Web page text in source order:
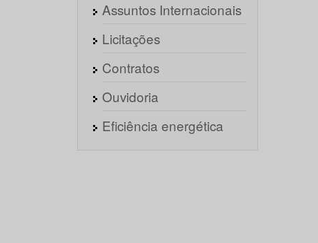
Assuntos Internacionais
Licitações
Contratos
Ouvidoria
Eficiência energética